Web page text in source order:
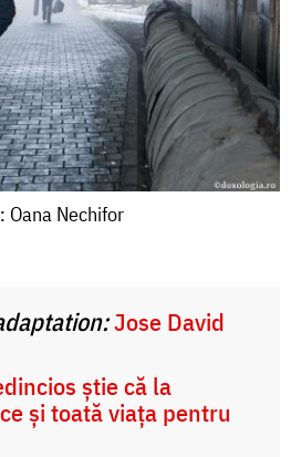
Oana Nechifor
Jose David
știe că la
și toată viața pentru